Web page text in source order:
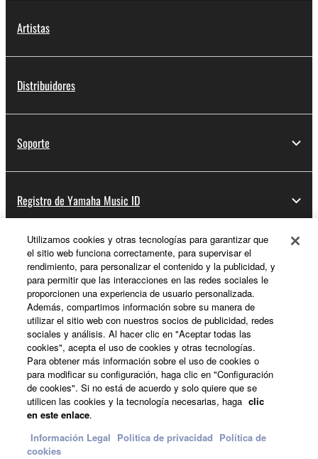
Artistas
Distribuidores
Soporte
Registro de Yamaha Music ID
Acerca de Yamaha
España - Spanish
Empresa
Utilizamos cookies y otras tecnologías para garantizar que
el sitio web funciona correctamente, para supervisar el
rendimiento, para personalizar el contenido y la publicidad, y
para permitir que las interacciones en las redes sociales le
proporcionen una experiencia de usuario personalizada.
Además, compartimos información sobre su manera de
utilizar el sitio web con nuestros socios de publicidad, redes
sociales y análisis. Al hacer clic en "Aceptar todas las
cookies", acepta el uso de cookies y otras tecnologías.
Para obtener más información sobre el uso de cookies o
para modificar su configuración, haga clic en "Configuración
de cookies". Si no está de acuerdo y solo quiere que se
utilicen las cookies y la tecnología necesarias, haga clic
en este enlace.
Información Legal Politica de privacidad Política de
cookies